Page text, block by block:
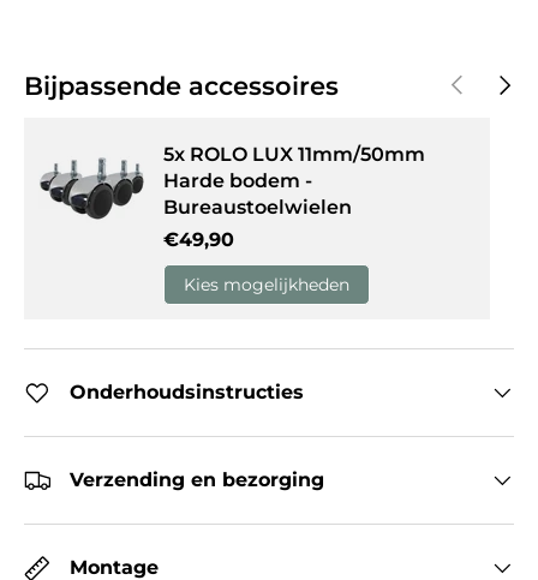
Bijpassende accessoires Vorige
5x ROLO LUX 11mm/50mm
Harde bodem -
Bureaustoelwielen
Reguliere prijs
€49,90
Kies mogelijkheden
Onderhoudsinstructies
Verzending en bezorging
Montage